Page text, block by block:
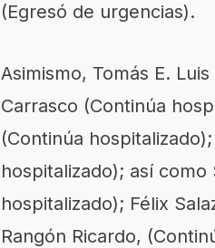
(Egresó de urgencias).
Asimismo, Tomás E.
Carrasco (Continúa
(Continúa
hospitalizado); así
hospitalizado); Félix
Rangón Ricardo,